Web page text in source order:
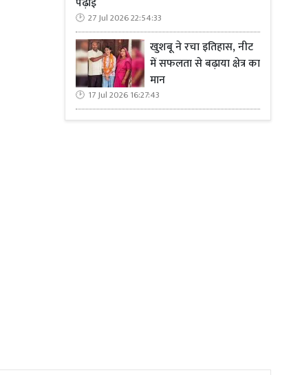
27 Jul 2026 22:54:33
खुशबू ने रचा इतिहास, नीट
में सफलता से बढ़ाया क्षेत्र का
मान
17 Jul 2026 16:27:43